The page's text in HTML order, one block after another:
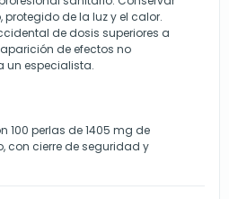
protegido de la luz y el calor.
de dosis superiores a
de efectos no
un especialista.
100 perlas de 1405 mg de
con cierre de seguridad y